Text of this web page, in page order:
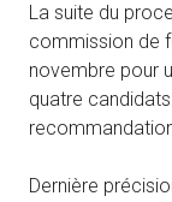
La suite du
commission de
novembre pour
quatre
Dernière